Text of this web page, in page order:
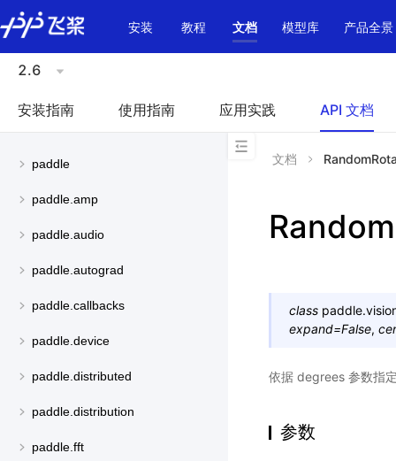
\u200E
安装
教程 文档 模型库 产品全景
2.6
安装指南 使用指南 应用实践 API 文档
paddle
paddle.amp
paddle.audio
paddle.autograd
paddle.callbacks
paddle.device
paddle.distributed
paddle.distribution
paddle.fft
文档
class
expand=False,
依据 degrees 参数指
参数